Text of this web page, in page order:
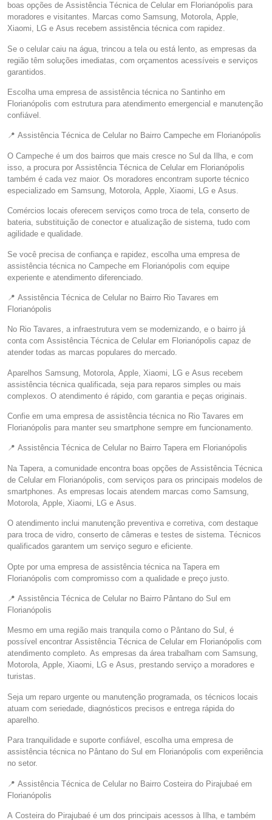
boas opções de Assistência Técnica de Celular em Florianópolis para
moradores e visitantes. Marcas como Samsung, Motorola, Apple,
Xiaomi, LG e Asus recebem assistência técnica com rapidez.
Se o celular caiu na água, trincou a tela ou está lento, as empresas da
região têm soluções imediatas, com orçamentos acessíveis e serviços
garantidos.
Escolha uma empresa de assistência técnica no Santinho em
Florianópolis com estrutura para atendimento emergencial e manutenção
confiável.
📍 Assistência Técnica de Celular no Bairro Campeche em Florianópolis
O Campeche é um dos bairros que mais cresce no Sul da Ilha, e com
isso, a procura por Assistência Técnica de Celular em Florianópolis
também é cada vez maior. Os moradores encontram suporte técnico
especializado em Samsung, Motorola, Apple, Xiaomi, LG e Asus.
Comércios locais oferecem serviços como troca de tela, conserto de
bateria, substituição de conector e atualização de sistema, tudo com
agilidade e qualidade.
Se você precisa de confiança e rapidez, escolha uma empresa de
assistência técnica no Campeche em Florianópolis com equipe
experiente e atendimento diferenciado.
📍 Assistência Técnica de Celular no Bairro Rio Tavares em
Florianópolis
No Rio Tavares, a infraestrutura vem se modernizando, e o bairro já
conta com Assistência Técnica de Celular em Florianópolis capaz de
atender todas as marcas populares do mercado.
Aparelhos Samsung, Motorola, Apple, Xiaomi, LG e Asus recebem
assistência técnica qualificada, seja para reparos simples ou mais
complexos. O atendimento é rápido, com garantia e peças originais.
Confie em uma empresa de assistência técnica no Rio Tavares em
Florianópolis para manter seu smartphone sempre em funcionamento.
📍 Assistência Técnica de Celular no Bairro Tapera em Florianópolis
Na Tapera, a comunidade encontra boas opções de Assistência Técnica
de Celular em Florianópolis, com serviços para os principais modelos de
smartphones. As empresas locais atendem marcas como Samsung,
Motorola, Apple, Xiaomi, LG e Asus.
O atendimento inclui manutenção preventiva e corretiva, com destaque
para troca de vidro, conserto de câmeras e testes de sistema. Técnicos
qualificados garantem um serviço seguro e eficiente.
Opte por uma empresa de assistência técnica na Tapera em
Florianópolis com compromisso com a qualidade e preço justo.
📍 Assistência Técnica de Celular no Bairro Pântano do Sul em
Florianópolis
Mesmo em uma região mais tranquila como o Pântano do Sul, é
possível encontrar Assistência Técnica de Celular em Florianópolis com
atendimento completo. As empresas da área trabalham com Samsung,
Motorola, Apple, Xiaomi, LG e Asus, prestando serviço a moradores e
turistas.
Seja um reparo urgente ou manutenção programada, os técnicos locais
atuam com seriedade, diagnósticos precisos e entrega rápida do
aparelho.
Para tranquilidade e suporte confiável, escolha uma empresa de
assistência técnica no Pântano do Sul em Florianópolis com experiência
no setor.
📍 Assistência Técnica de Celular no Bairro Costeira do Pirajubaé em
Florianópolis
A Costeira do Pirajubaé é um dos principais acessos à Ilha, e também